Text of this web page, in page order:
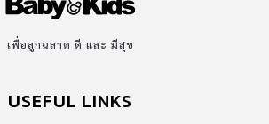
เพื่อลูกฉลาด ดี และ มีสุข
USEFUL LINKS